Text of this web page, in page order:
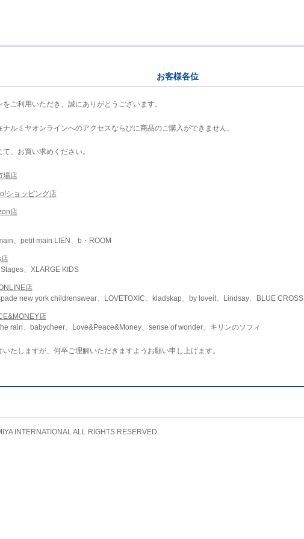
お客様各位
ご利用いただき、誠にありがとうございます。
ルミヤオンラインへのアクセスならびに商品のご購入ができません。
、お買い求めください。
場店
ショッピング店
店
、petit main LIEN、b・ROOM
、XLARGE KIDS
店
new york childrenswear、LOVETOXIC、kladskap、by loveit、Lindsay、BLUE CROSS
店
rain、babycheer、Love&Peace&Money、sense of wonder、キリンのソフィ
たしますが、何卒ご理解いただきますようお願い申し上げます。